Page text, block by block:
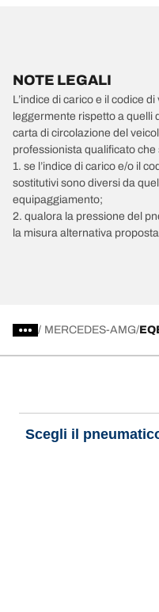
NOTE LEGALI
L’indice di carico e il codice
leggermente rispetto a quelli
carta di circolazione del
professionista qualificato
1. se l’indice di carico e/o il
sostitutivi sono diversi da
equipaggiamento;
2. qualora la pressione del
la misura alternativa
/ MERCEDES-AMG
Scegli il